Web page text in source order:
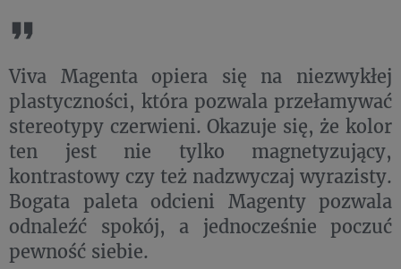
Viva Magenta opiera się na niezwykłej
plastyczności, która pozwala przełamywać
stereotypy czerwieni. Okazuje się, że kolor
ten jest nie tylko magnetyzujący,
kontrastowy czy też nadzwyczaj wyrazisty.
Bogata paleta odcieni Magenty pozwala
odnaleźć spokój, a jednocześnie poczuć
pewność siebie.